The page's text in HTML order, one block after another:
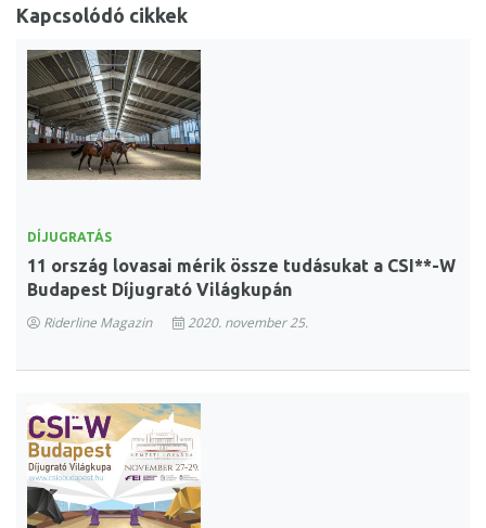
Kapcsolódó cikkek
DÍJUGRATÁS
11 ország lovasai mérik össze tudásukat a CSI**-W
Budapest Díjugrató Világkupán
Riderline Magazin 2020. november 25.